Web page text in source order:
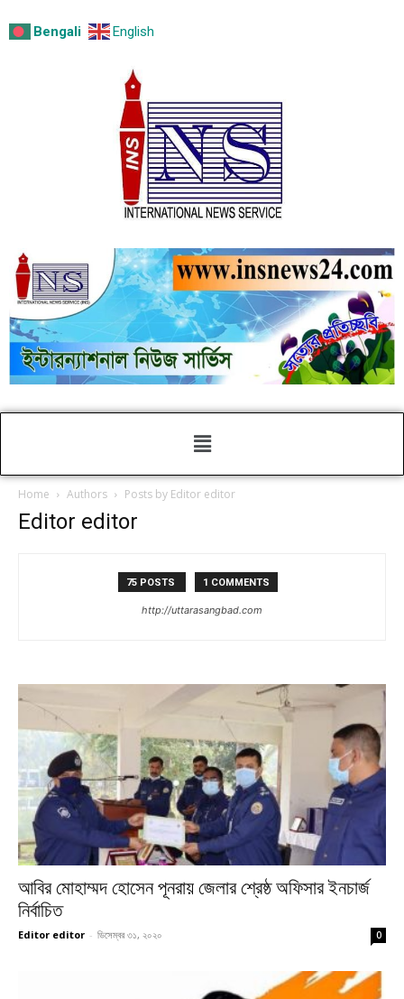
Bengali English
Home Authors Posts by Editor editor
Editor editor
75 POSTS 1 COMMENTS
http://uttarasangbad.com
আবির মোহাম্মদ হোসেন পূনরায় জেলার শ্রেষ্ঠ অফিসার ইনচার্জ
নির্বাচিত
Editor editor - ডিসেম্বর ৩১, ২০২০ 0